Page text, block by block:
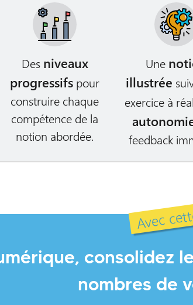
Des niveaux
progressifs pour
construire chaque
compétence de la
notion abordée.
Une
illustrée
exercice à
feedback
Avec
consolidez
nombres de